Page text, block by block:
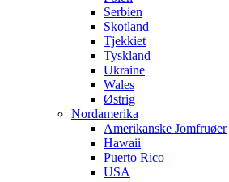
Serbien
Skotland
Tjekkiet
Tyskland
Ukraine
Wales
Østrig
Nordamerika
Amerikanske Jomfruøer
Hawaii
Puerto Rico
USA